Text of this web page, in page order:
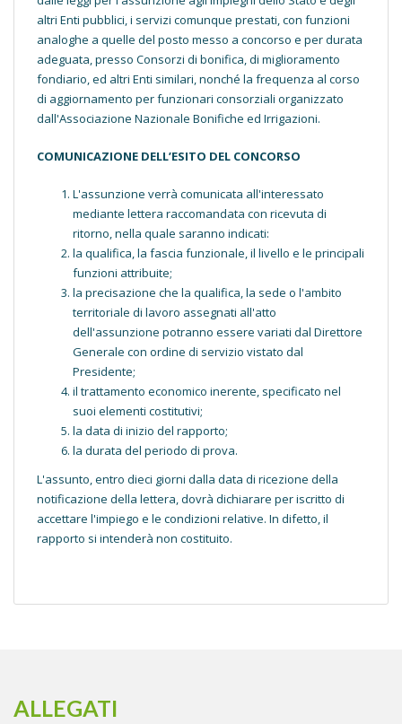
altri Enti pubblici, i servizi comunque prestati, con funzioni
analoghe a quelle del posto messo a concorso e per durata
adeguata, presso Consorzi di bonifica, di miglioramento
fondiario, ed altri Enti similari, nonché la frequenza al corso
di aggiornamento per funzionari consorziali organizzato
dall'Associazione Nazionale Bonifiche ed Irrigazioni.
COMUNICAZIONE DELL’ESITO DEL CONCORSO
L'assunzione verrà comunicata all'interessato
mediante lettera raccomandata con ricevuta di
ritorno, nella quale saranno indicati:
la qualifica, la fascia funzionale, il livello e le principali
funzioni attribuite;
la precisazione che la qualifica, la sede o l'ambito
territoriale di lavoro assegnati all'atto
dell'assunzione potranno essere variati dal Direttore
Generale con ordine di servizio vistato dal
Presidente;
il trattamento economico inerente, specificato nel
suoi elementi costitutivi;
la data di inizio del rapporto;
la durata del periodo di prova.
L'assunto, entro dieci giorni dalla data di ricezione della
notificazione della lettera, dovrà dichiarare per iscritto di
accettare l'impiego e le condizioni relative. In difetto, il
rapporto si intenderà non costituito.
ALLEGATI